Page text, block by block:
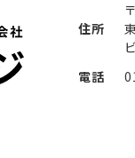
住所
電話